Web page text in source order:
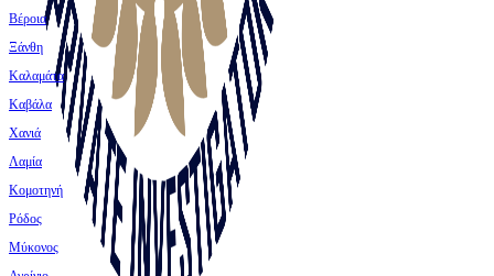
Βέροια
Ξάνθη
Καλαμάτα
Καβάλα
Χανιά
Λαμία
Κομοτηνή
Ρόδος
Μύκονος